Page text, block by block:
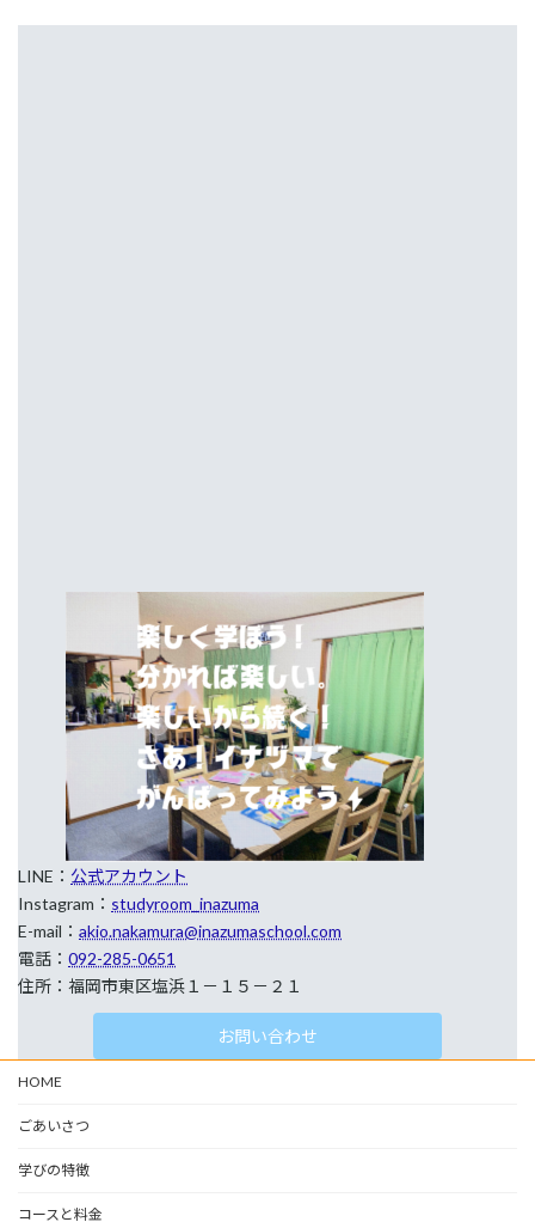
LINE： 公式アカウント
Instagram： studyroom_inazuma
E-mail： akio.nakamura@inazumaschool.com
電話： 092-285-0651
住所：福岡市東区塩浜１－１５－２１
お問い合わせ
HOME
ごあいさつ
学びの特徴
コースと料金